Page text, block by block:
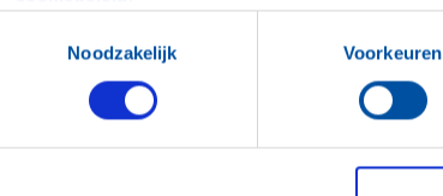
Noodzakelijk
Voorkeuren
Clubwinterswijk
Clubapeldoorn-t-loo